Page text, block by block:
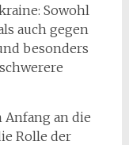
Sowohl
auch gegen
besonders
an die
Rolle der